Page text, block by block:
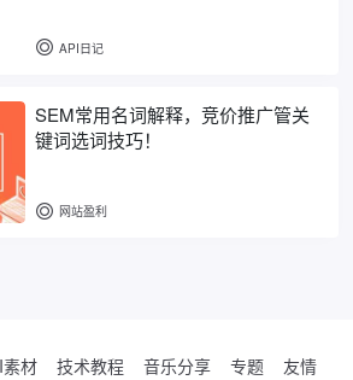
API日记
SEM常用名词解释，竞价推广管关
键词选词技巧！
网站盈利
素材 技术教程 音乐分享 专题
友情